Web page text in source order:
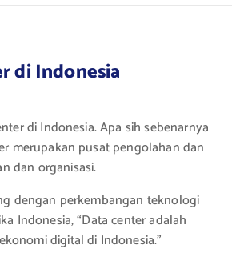
di Indonesia
di Indonesia. Apa sih sebenarnya
merupakan pusat pengolahan dan
dan organisasi.
dengan perkembangan teknologi
Indonesia, “Data center adalah
digital di Indonesia.”